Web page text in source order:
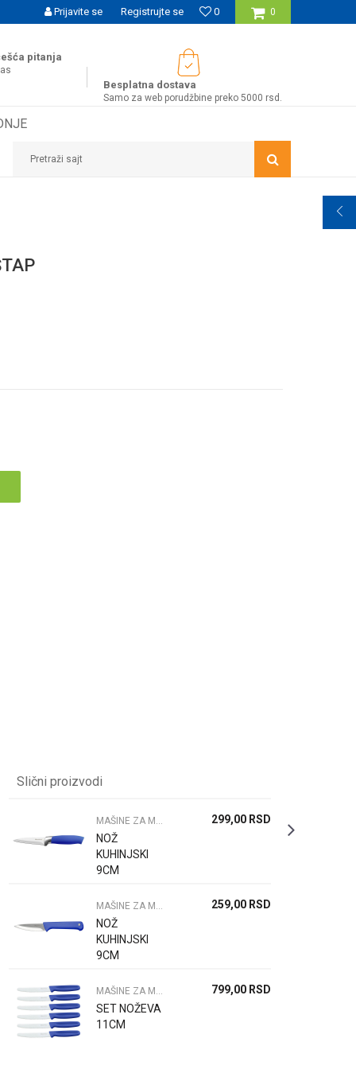
BESPLATNE ISPORUKE ZA WEB PORUDŽBINE! 0
0
Prijavite se Registrujte se
pitanja
Besplatna dostava
Samo za web porudžbine preko 5000 rsd.
Pretraži sajt
Slični proizvodi
NOŽ
KUHINJSKI
9CM
299,00 RSD
NOŽ
KUHINJSKI
9CM
259,00 RSD
SET NOŽEVA
11CM
799,00 RSD